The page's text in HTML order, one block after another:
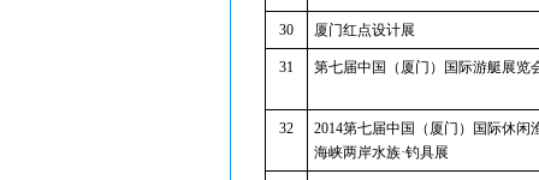
30 厦门红点设计展
31 第七届中国（厦门）国际游艇展览
32
2014第七届中国（厦门）国际休闲
海峡两岸水族·钓具展